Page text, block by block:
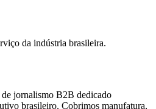
da indústria brasileira.
jornalismo B2B dedicado
brasileiro. Cobrimos manufatura,